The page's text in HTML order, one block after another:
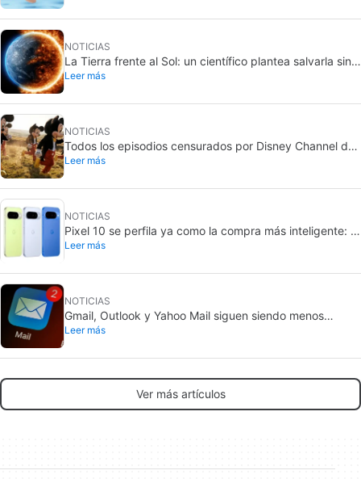
NOTICIAS
La Tierra frente al Sol: un científico plantea salvarla sin
abandonarla
Leer más
NOTICIAS
Todos los episodios censurados por Disney Channel de
sus series más queridas… con más o menos motivo
Leer más
NOTICIAS
Pixel 10 se perfila ya como la compra más inteligente: el
Pixel 11 subiría 100 dólares
Leer más
NOTICIAS
Gmail, Outlook y Yahoo Mail siguen siendo menos
seguros que los chats
Leer más
Ver más artículos